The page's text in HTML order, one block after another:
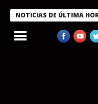
NOTICIAS DE ÚLTIMA
condecora a